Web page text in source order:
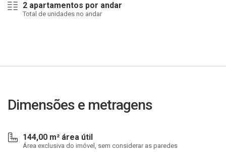
2 apartamentos por andar
Total de unidades no andar
Dimensões e metragens
144,00 m² área útil
Área exclusiva do imóvel, sem considerar as paredes